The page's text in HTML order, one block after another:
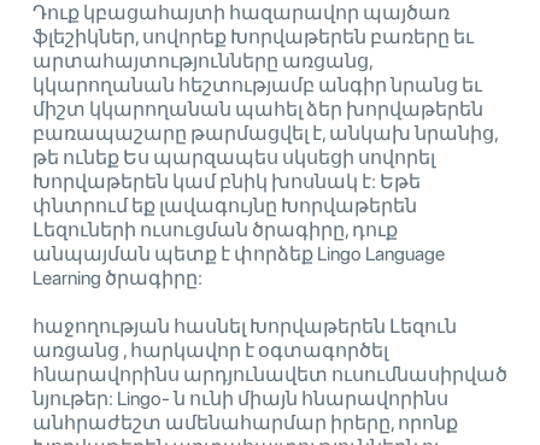
Դուք կբացահայտի հազարավոր պայծառ
ֆլեշիկներ, սովորեք Խորվաթերեն բառերը եւ
արտահայտությունները առցանց,
կկարողանան հեշտությամբ անգիր նրանց եւ
միշտ կկարողանան պահել ձեր խորվաթերեն
բառապաշարը թարմացվել է, անկախ նրանից,
թե ունեք Ես պարզապես սկսեցի սովորել
Խորվաթերեն կամ բնիկ խոսնակ է: Եթե ​​
փնտրում եք լավագույնը Խորվաթերեն
Լեզուների ուսուցման ծրագիրը, դուք
անպայման պետք է փորձեք Lingo Language
Learning ծրագիրը:
հաջողության հասնել Խորվաթերեն Լեզուն
առցանց , հարկավոր է օգտագործել
հնարավորինս արդյունավետ ուսումնասիրված
նյութեր: Lingo- ն ունի միայն հնարավորինս
անհրաժեշտ ամենահարմար իրերը, որոնք